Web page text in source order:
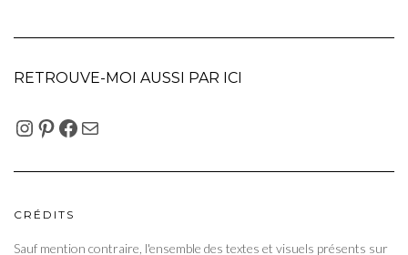
RETROUVE-MOI AUSSI PAR ICI
INSTAGRAM
PINTEREST
FACEBOOK
E-MAIL
CRÉDITS
Sauf mention contraire, l'ensemble des textes et visuels présents sur